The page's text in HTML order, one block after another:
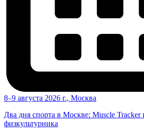
8–9 августа 2026 г., Москва
Два дня спорта в Москве: Muscle Tracker
физкультурника